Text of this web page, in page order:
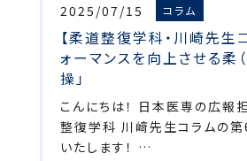
2025/07/15 コラム
【柔道整復学科・川崎先生
ォーマンスを向上させる柔
操」
こんにちは！ 日本医専の広報
整復学科 川﨑先生コラムの
いたします！ …